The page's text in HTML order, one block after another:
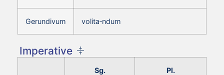
Gerundivum volita‑ndum
Imperative
Sg. Pl.